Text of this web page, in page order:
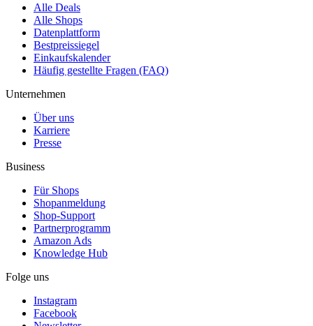
Alle Deals
Alle Shops
Datenplattform
Bestpreissiegel
Einkaufskalender
Häufig gestellte Fragen (FAQ)
Unternehmen
Über uns
Karriere
Presse
Business
Für Shops
Shopanmeldung
Shop-Support
Partnerprogramm
Amazon Ads
Knowledge Hub
Folge uns
Instagram
Facebook